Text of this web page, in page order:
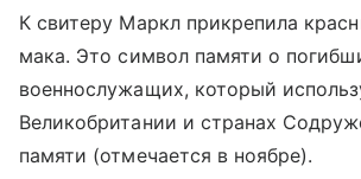
К свитеру Маркл прикрепила
мака. Это символ памяти о
военнослужащих, который
Великобритании и странах
памяти (отмечается в ноябре).